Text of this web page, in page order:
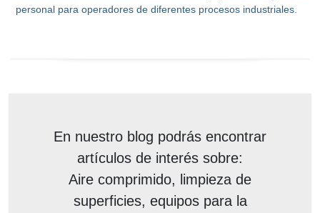
personal para operadores de diferentes procesos industriales.
En nuestro blog podrás encontrar
artículos de interés sobre:
Aire comprimido, limpieza de
superficies, equipos para la